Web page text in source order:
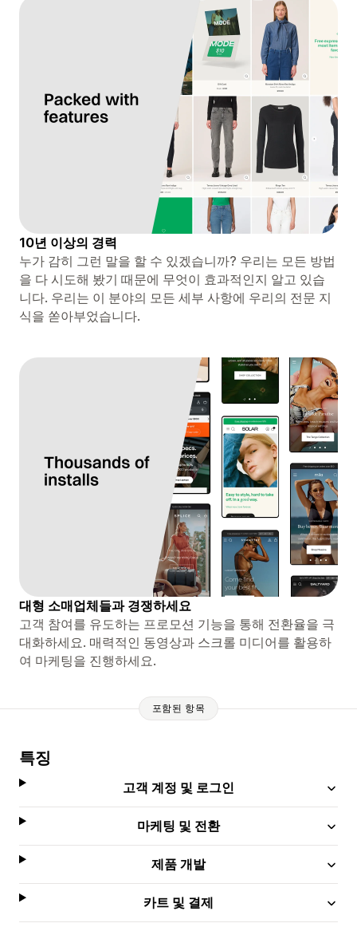
10년 이상의 경력
누가 감히 그런 말을 할 수 있겠습니까? 우리는 모든 방법
을 다 시도해 봤기 때문에 무엇이 효과적인지 알고 있습
니다. 우리는 이 분야의 모든 세부 사항에 우리의 전문 지
식을 쏟아부었습니다.
대형 소매업체들과 경쟁하세요
고객 참여를 유도하는 프로모션 기능을 통해 전환율을 극
대화하세요. 매력적인 동영상과 스크롤 미디어를 활용하
여 마케팅을 진행하세요.
포함된 항목
특징
고객 계정 및 로그인
마케팅 및 전환
제품 개발
카트 및 결제